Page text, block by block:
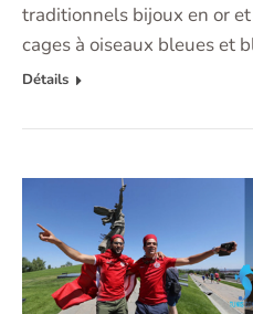
traditionnels bijoux en or
cages à oiseaux bleues et
Détails